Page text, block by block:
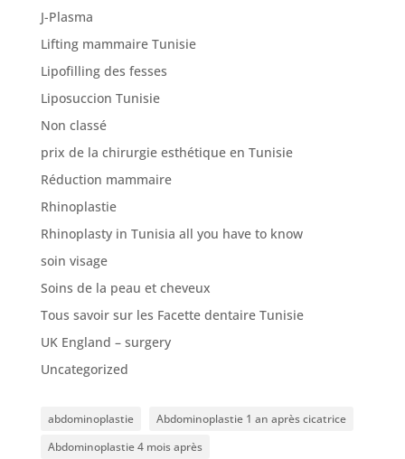
J-Plasma
Lifting mammaire Tunisie
Lipofilling des fesses
Liposuccion Tunisie
Non classé
prix de la chirurgie esthétique en Tunisie
Réduction mammaire
Rhinoplastie
Rhinoplasty in Tunisia all you have to know
soin visage
Soins de la peau et cheveux
Tous savoir sur les Facette dentaire Tunisie
UK England – surgery
Uncategorized
abdominoplastie
Abdominoplastie 1 an après cicatrice
Abdominoplastie 4 mois après